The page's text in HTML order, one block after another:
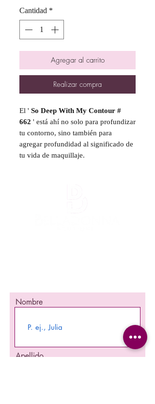
Cantidad *
Agregar al carrito
Realizar compra
El ' So Deep With My Contour #
662 ' está ahí no solo para profundizar
tu contorno, sino también para
agregar profundidad al significado de
tu vida de maquillaje.
Nombre
Apellido